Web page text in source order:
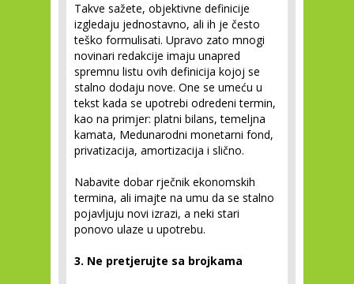
Takve sažete, objektivne definicije
izgledaju jednostavno, ali ih je često
teško formulisati. Upravo zato mnogi
novinari redakcije imaju unapred
spremnu listu ovih definicija kojoj se
stalno dodaju nove. One se umeću u
tekst kada se upotrebi odredeni termin,
kao na primjer: platni bilans, temeljna
kamata, Medunarodni monetarni fond,
privatizacija, amortizacija i slično.
Nabavite dobar rječnik ekonomskih
termina, ali imajte na umu da se stalno
pojavljuju novi izrazi, a neki stari
ponovo ulaze u upotrebu.
3. Ne pretjerujte sa brojkama